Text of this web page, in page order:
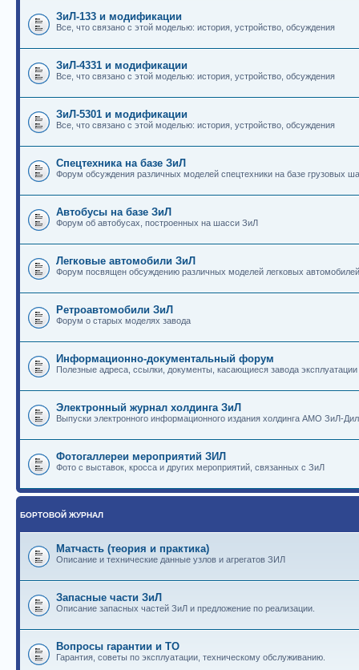
ЗиЛ-133 и модификации
Все, что связано с этой моделью: история, устройство, обсуждения
ЗиЛ-4331 и модификации
Все, что связано с этой моделью: история, устройство, обсуждения
ЗиЛ-5301 и модификации
Все, что связано с этой моделью: история, устройство, обсуждения
Спецтехника на базе ЗиЛ
Форум обсуждения различных моделей спецтехники на базе грузовых
Автобусы на базе ЗиЛ
Форум об автобусах, построенных на шасси ЗиЛ
Легковые автомобили ЗиЛ
Форум посвящен обсуждению различных моделей легковых
Ретроавтомобили ЗиЛ
Форум о старых моделях завода
Информационно-документальный форум
Полезные адреса, ссылки, документы, касающиеся завода эксплуатации
Электронный журнал холдинга ЗиЛ
Выпуски электронного информационного издания холдинга АМО ЗиЛ-
Фотогаллереи мероприятий ЗИЛ
Фото с выставок, кросса и других мероприятий, связанных с ЗиЛ
БОРТОВОЙ ЖУРНАЛ
Матчасть (теория и практика)
Описание и технические данные узлов и агрегатов ЗИЛ
Запасные части ЗиЛ
Описание запасных частей ЗиЛ и предложение по реализации.
Вопросы гарантии и ТО
Гарантия, советы по эксплуатации, техническому обслуживанию.